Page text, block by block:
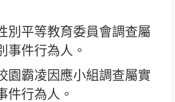
別平等教育委員會調查屬
事件行為人。
園霸凌因應小組調查屬實
件行為人。